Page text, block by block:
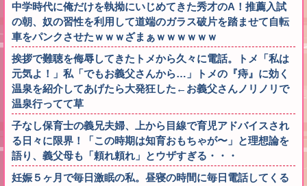
中学時代に俺だけを執拗にいじめてきた秀才のA！推薦入試
の朝、奴の習性を利用して道端のガラス破片を踏ませて自転
車をパンクさせたｗｗｗざまぁｗｗｗｗｗｗ
挨拶で難聴を侮辱してきたトメから久々に電話。トメ「私は
元気よ！」私「でもお義父さんから…」トメの『痔』に効く
温泉を紹介してあげたら大発狂した←お義父さんノリノリで
温泉行ってて草
子なし保育士の義兄夫婦、上から目線で育児アドバイスされ
る日々に限界！「この時期は知育おもちゃが〜」と理想論を
語り、義父母も「頼れ頼れ」とウザすぎる・・・
妊娠５ヶ月で毎日激眠の私。昼寝の時間に毎日電話してくる